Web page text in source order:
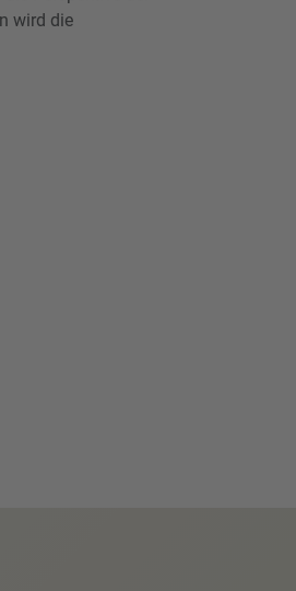
wird die